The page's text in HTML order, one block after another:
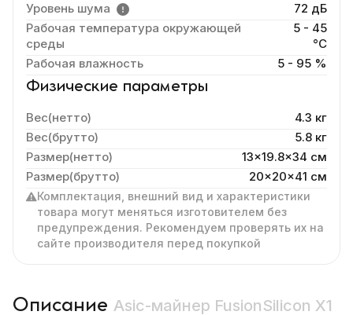
Уровень шума
72 дБ
Рабочая температура окружающей
среды
5 - 45
°C
Рабочая влажность
5 - 95 %
Физические параметры
Вес(нетто)
4.3 кг
Вес(брутто)
5.8 кг
Размер(нетто)
13x19.8x34 cм
Размер(брутто)
20x20x41 см
Комплектация, внешний вид и характеристики
товара могут меняться изготовителем без
предупреждения. Рекомендуем проверять их на
сайте производителя перед покупкой
Описание Asic-майнер FusionSilicon X1